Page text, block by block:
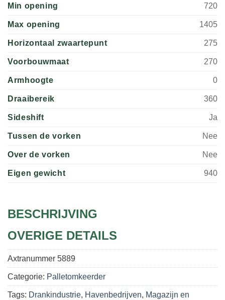
Min opening 720
Max opening 1405
Horizontaal zwaartepunt 275
Voorbouwmaat 270
Armhoogte 0
Draaibereik 360
Sideshift Ja
Tussen de vorken Nee
Over de vorken Nee
Eigen gewicht 940
BESCHRIJVING
OVERIGE DETAILS
Axtranummer 5889
Categorie: Palletomkeerder
Tags: Drankindustrie, Havenbedrijven, Magazijn en